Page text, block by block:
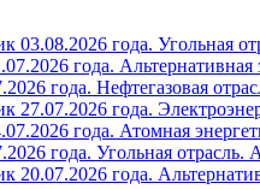
03.08.2026 года. Угольная
года.
года. Нефтегазовая
27.07.2026 года.
года. Атомная
года. Угольная отрасль.
20.07.2026 года.